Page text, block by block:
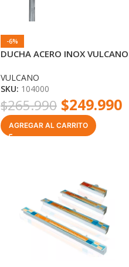
-6%
DUCHA ACERO INOX VULCANO
VULCANO
SKU: 104000
$265.990 $249.990
AGREGAR AL CARRITO